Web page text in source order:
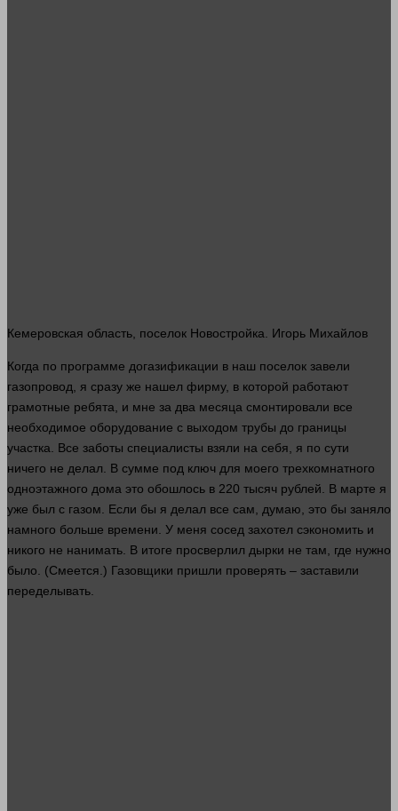
Кемеровская область, поселок Новостройка. Игорь Михайлов
Когда по программе догазификации в наш поселок завели
газопровод, я сразу же нашел фирму, в которой работают
грамотные ребята, и мне за два месяца смонтировали все
необходимое оборудование с выходом трубы до границы
участка. Все заботы специалисты взяли на себя, я по сути
ничего не делал. В сумме под ключ для моего трехкомнатного
одноэтажного дома это обошлось в 220 тысяч рублей . В марте я
уже был с газом. Если бы я делал все сам, думаю , это бы заняло
намного больше времени . У меня сосед захотел сэкономить и
никого не нанимать. В итоге просверлил дырки не там, где нужно
было. (Смеется.) Газовщики пришли проверять – заставили
переделывать.